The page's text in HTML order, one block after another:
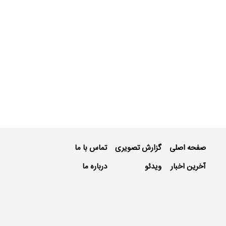
صفحه اصلی
آخرین اخبار
گزارش تصویری
ویدئو
تماس با ما
درباره ما